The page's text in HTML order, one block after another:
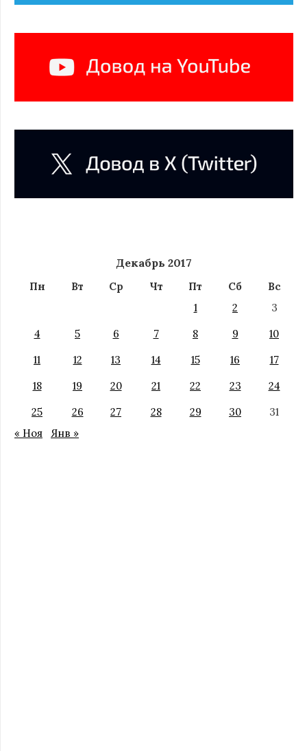
Декабрь 2017
Пн Вт Ср Чт Пт Сб
Вс
1
2
3
4
5 6 7 8 9
10
11
12 13 14 15 16
17
18
19 20 21 22 23
24
25
26 27 28 29 30
31
« Ноя
Янв »